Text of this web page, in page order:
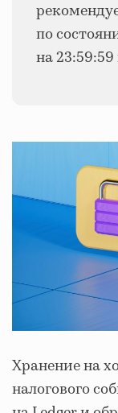
по
на
Хранение на
налогового